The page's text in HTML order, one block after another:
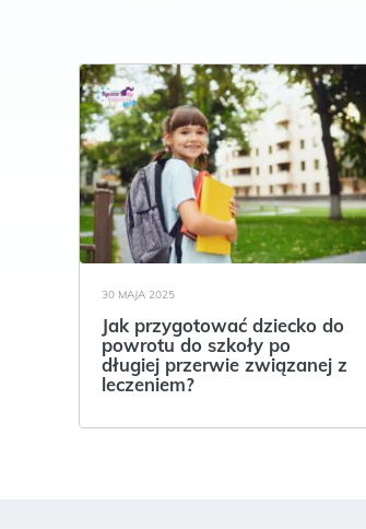
30 MAJA 2025
Jak przygotować dziecko do
powrotu do szkoły po
długiej przerwie związanej z
leczeniem?